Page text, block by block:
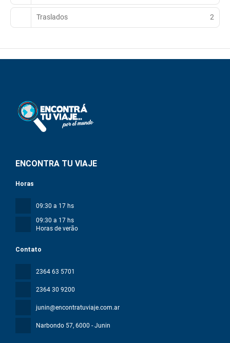
Traslados 2
ENCONTRA TU VIAJE
Contato
2364 63 5701
2364 30 9200
junin@encontratuviaje.com.ar
Narbondo 57, 6000 - Junin
Horas
09:30 a 17 hs
09:30 a 17 hs
Horas de verão